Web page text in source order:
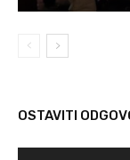
OSTAVITI